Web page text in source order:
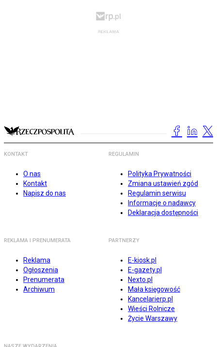
KONTAKT
O nas
Kontakt
Napisz do nas
REGULAMIN
Polityka Prywatności
Zmiana ustawień zgód
Regulamin serwisu
Informacje o nadawcy
Deklaracja dostępności
REKLAMA I PRENUMERATA
Reklama
Ogłoszenia
Prenumerata
Archiwum
PARTNERZY
E-kiosk.pl
E-gazety.pl
Nexto.pl
Mała księgowość
Kancelarierp.pl
Wieści Rolnicze
Życie Warszawy